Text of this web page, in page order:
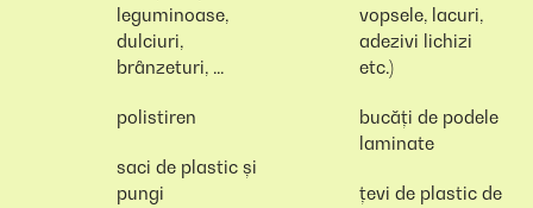
leguminoase,
dulciuri,
brânzeturi, ...
polistiren
saci de plastic și
pungi
vopsele, lacuri,
adezivi lichizi
etc.)
bucăți de podele
laminate
țevi de plastic de